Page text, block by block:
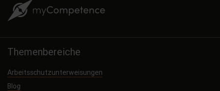
Themenbereiche
Arbeitsschutzunterweisungen
Blog